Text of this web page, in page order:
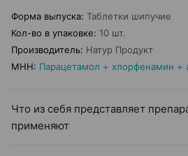
Форма выпуска: Таблетки шипучие
Кол-во в упаковке: 10 шт.
Производитель: Натур Продукт
МНН: Парацетамол + хлорфенамин +
Что из себя представляет
применяют